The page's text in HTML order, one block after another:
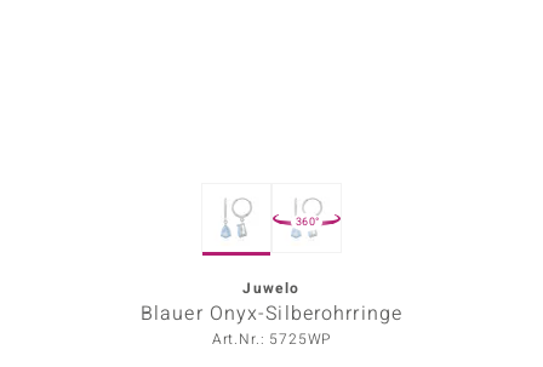
360°
Juwelo
Blauer Onyx-Silberohrringe
Art.Nr.: 5725WP